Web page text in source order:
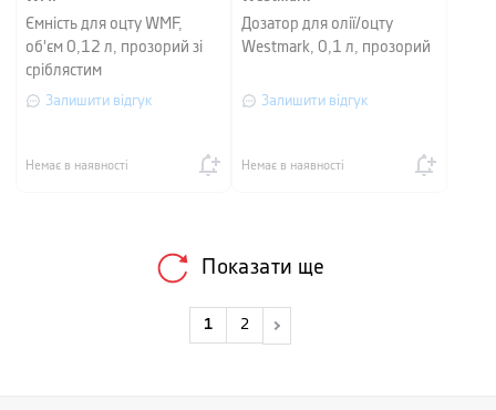
Ємність для оцту WMF,
об'єм 0,12 л, прозорий зі
сріблястим
Залишити відгук
Немає в наявності
Дозатор для олії/оцту
Westmark, 0,1 л, прозорий
Залишити відгук
Немає в наявності
Показати ще
1 2